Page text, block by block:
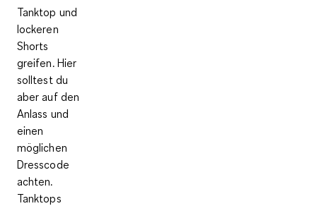
Tanktop und
lockeren
Shorts
greifen. Hier
solltest du
aber auf den
Anlass und
einen
möglichen
Dresscode
achten.
Tanktops